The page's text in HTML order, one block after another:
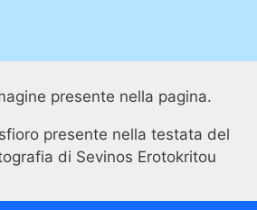
presente nella pagina.
presente nella testata del
di Sevinos Erotokritou